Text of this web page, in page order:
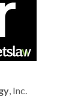
, Inc.